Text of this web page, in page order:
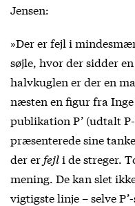
Jensen:
»Der er fejl i
søjle, hvor der sidder
halvkuglen er der en
næsten en figur fra
publikation P’ (udtalt
præsenterede sine
der er fejli de streger.
mening. De kan slet
vigtigste linje – selve